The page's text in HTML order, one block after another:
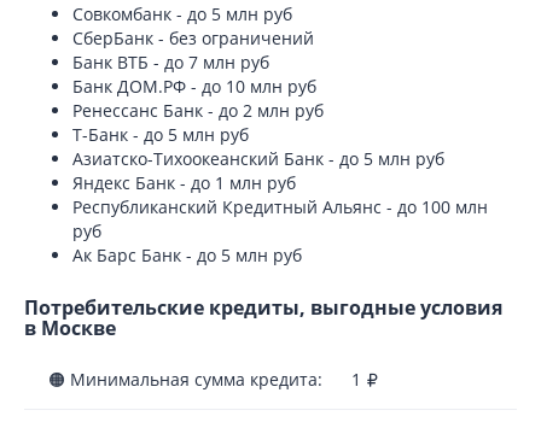
Совкомбанк - до 5 млн руб
СберБанк - без ограничений
Банк ВТБ - до 7 млн руб
Банк ДОМ.РФ - до 10 млн руб
Ренессанс Банк - до 2 млн руб
Т-Банк - до 5 млн руб
Азиатско-Тихоокеанский Банк - до 5 млн руб
Яндекс Банк - до 1 млн руб
Республиканский Кредитный Альянс - до 100 млн
руб
Ак Барс Банк - до 5 млн руб
Потребительские кредиты, выгодные условия
в Москве
🟠 Минимальная сумма кредита: 1